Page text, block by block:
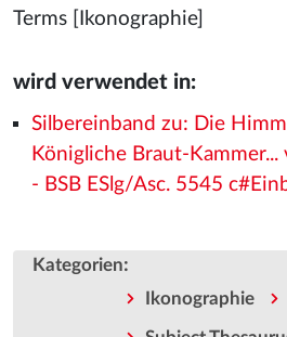
Terms [Ikonographie]
wird verwendet in:
Silbereinband zu: Die
Königliche Braut-
- BSB ESlg/Asc. 5545
Kategorien:
Ikonographie